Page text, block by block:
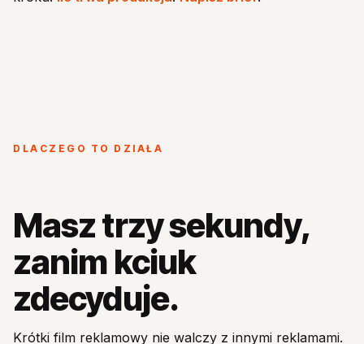
DLACZEGO TO DZIAŁA
Masz trzy sekundy,
zanim kciuk
zdecyduje.
Krótki film reklamowy nie walczy z innymi reklamami.